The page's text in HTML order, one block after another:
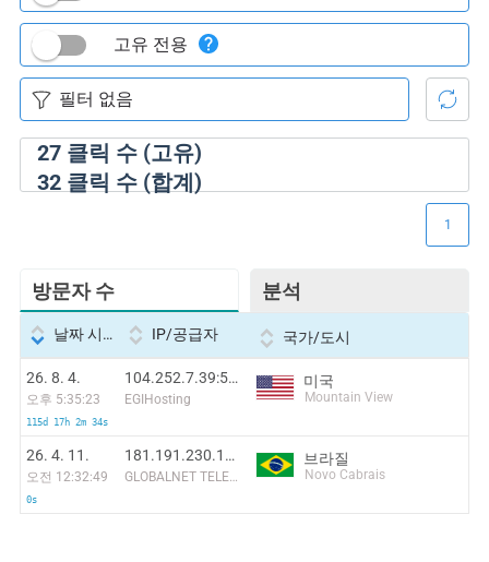
27클릭 수 (고유)
32클릭 수 (합계)
고유 전용
방문자 수 분석
1
날짜 시간 IP/공급자 국가/도시
26. 8. 4.
오후 5:35:23
115d 17h 2m 34s
104.252.7.39:5436
EGIHosting
미국
Mountain View
26. 4. 11.
오전 12:32:49
0s
181.191.230.125
GLOBALNET TELECOMUNICAÇÕES LTDA
브라질
Novo Cabrais